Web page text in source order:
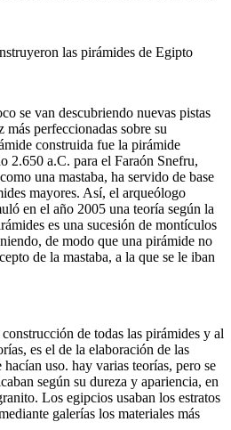
se van descubriendo nuevas pistas
perfeccionadas sobre su
construida fue la pirámide
2.650 a.C. para el Faraón Snefru,
una mastaba, ha servido de base
mayores. Así, el arqueólogo
en el año 2005 una teoría según la
es una sucesión de montículos
de modo que una pirámide no
de la mastaba, a la que se le iban
de todas las pirámides y al
es el de la elaboración de las
hacían uso. hay varias teorías, pero se
según su dureza y apariencia, en
Los egipcios usaban los estratos
galerías los materiales más